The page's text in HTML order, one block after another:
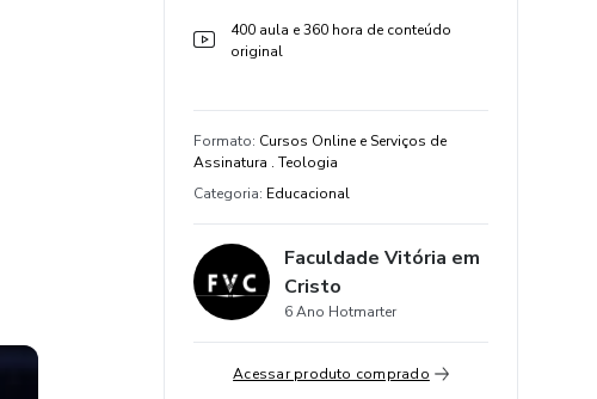
400 aula e 360 hora de conteúdo
original
Formato: Cursos Online e Serviços de
Assinatura . Teologia
Categoria: Educacional
Faculdade Vitória em
Cristo
6 Ano Hotmarter
Acessar produto comprado